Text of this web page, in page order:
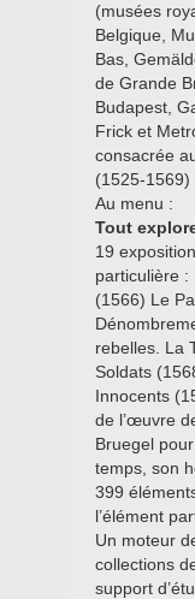
(musées
Belgique,
Bas,
de Grande
Budapest,
Frick et
consacrée
(1525-1569)
Au menu :
Tout
19
particulière :
(1566) Le
rebelles. La
Soldats
Innocents
de l’œuvre
Bruegel
temps, son
399
l’élément
Un moteur
collections
support